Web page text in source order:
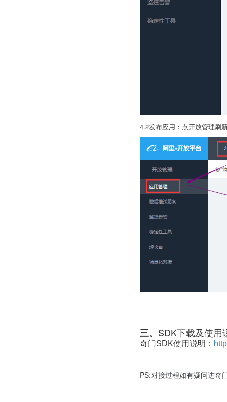
4.2发布应用：点开放管理刷
三、 SDK下载及使用
奇门SDK使用说明：
PS:对接过程如有疑问进奇